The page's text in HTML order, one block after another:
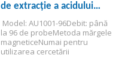
de extracție a acidului
nucleic 96
Model: AU1001-96Debit: până
la 96 de probeMetoda mărgele
magneticeNumai pentru
utilizarea cercetării